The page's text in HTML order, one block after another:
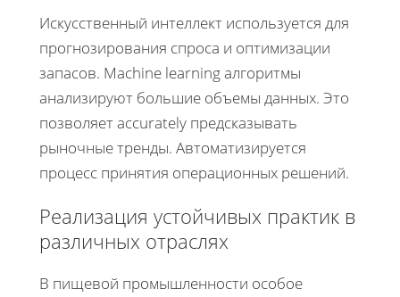
Искусственный интеллект используется для
прогнозирования спроса и оптимизации
запасов. Machine learning алгоритмы
анализируют большие объемы данных. Это
позволяет accurately предсказывать
рыночные тренды. Автоматизируется
процесс принятия операционных решений.
Реализация устойчивых практик в
различных отраслях
В пищевой промышленности особое